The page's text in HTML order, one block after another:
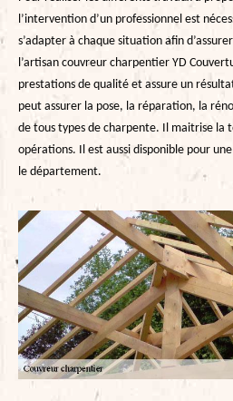
l’intervention d’un professionnel est
s’adapter à chaque situation afin
l’artisan couvreur charpentier YD
prestations de qualité et assure un
peut assurer la pose, la réparation, la
de tous types de charpente. Il maitrise la
opérations. Il est aussi disponible pour
le département.